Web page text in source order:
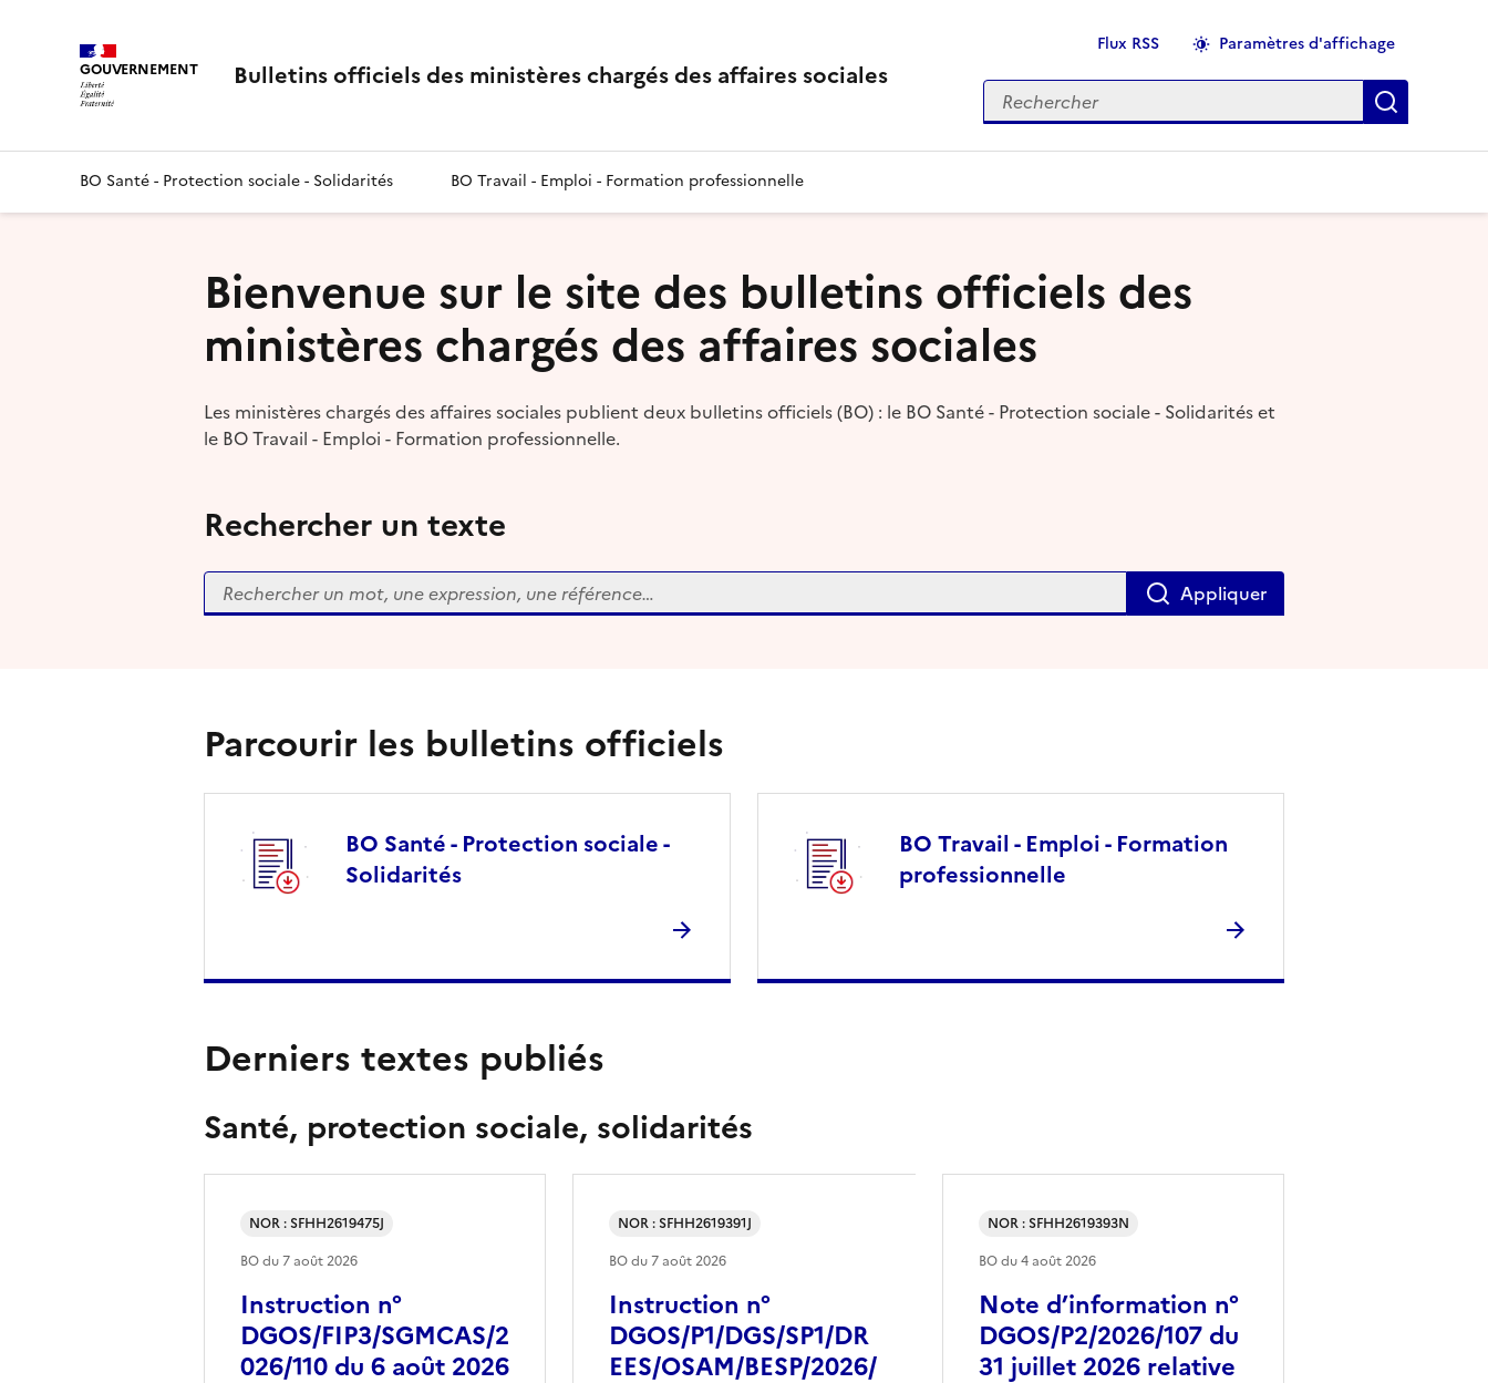
GOUVERNEMENT Bulletins officiels des ministères chargés des affaires sociales
Flux RSS Paramètres d'affichage
Rechercher
BO Santé - Protection sociale - Solidarités BO Travail - Emploi - Formation professionnelle
Bienvenue sur le site des bulletins officiels des
ministères chargés des affaires sociales
Les ministères chargés des affaires sociales publient deux bulletins officiels (BO) : le BO Santé - Protection sociale - Solidarités et
le BO Travail - Emploi - Formation professionnelle.
Rechercher un texte
Rechercher Appliquer
Parcourir les bulletins officiels
BO Santé - Protection sociale -
Solidarités
BO Travail - Emploi - Formation
professionnelle
Derniers textes publiés
Santé, protection sociale, solidarités
Instruction n°
DGOS/FIP3/SGMCAS/2
026/110 du 6 août 2026
NOR : SFHH2619475J
BO du7 août 2026
Instruction n°
DGOS/P1/DGS/SP1/DR
EES/OSAM/BESP/2026/
NOR : SFHH2619391J
BO du7 août 2026
Note d’information n°
DGOS/P2/2026/107 du
31 juillet 2026 relative
NOR : SFHH2619393N
BO du4 août 2026